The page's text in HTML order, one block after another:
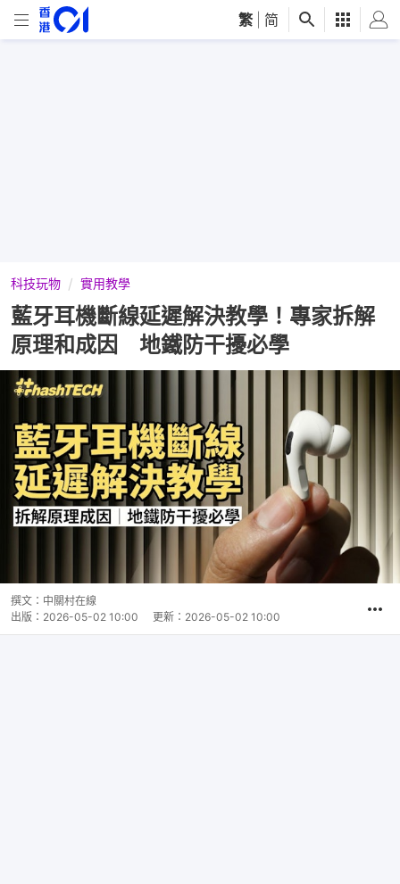
繁 简
科技玩物 實用教學
藍牙耳機斷線延遲解決教學！專家拆解
原理和成因 地鐵防干擾必學
撰文： 中關村在線
出版： 2026-05-02 10:00 更新： 2026-05-02 10:00